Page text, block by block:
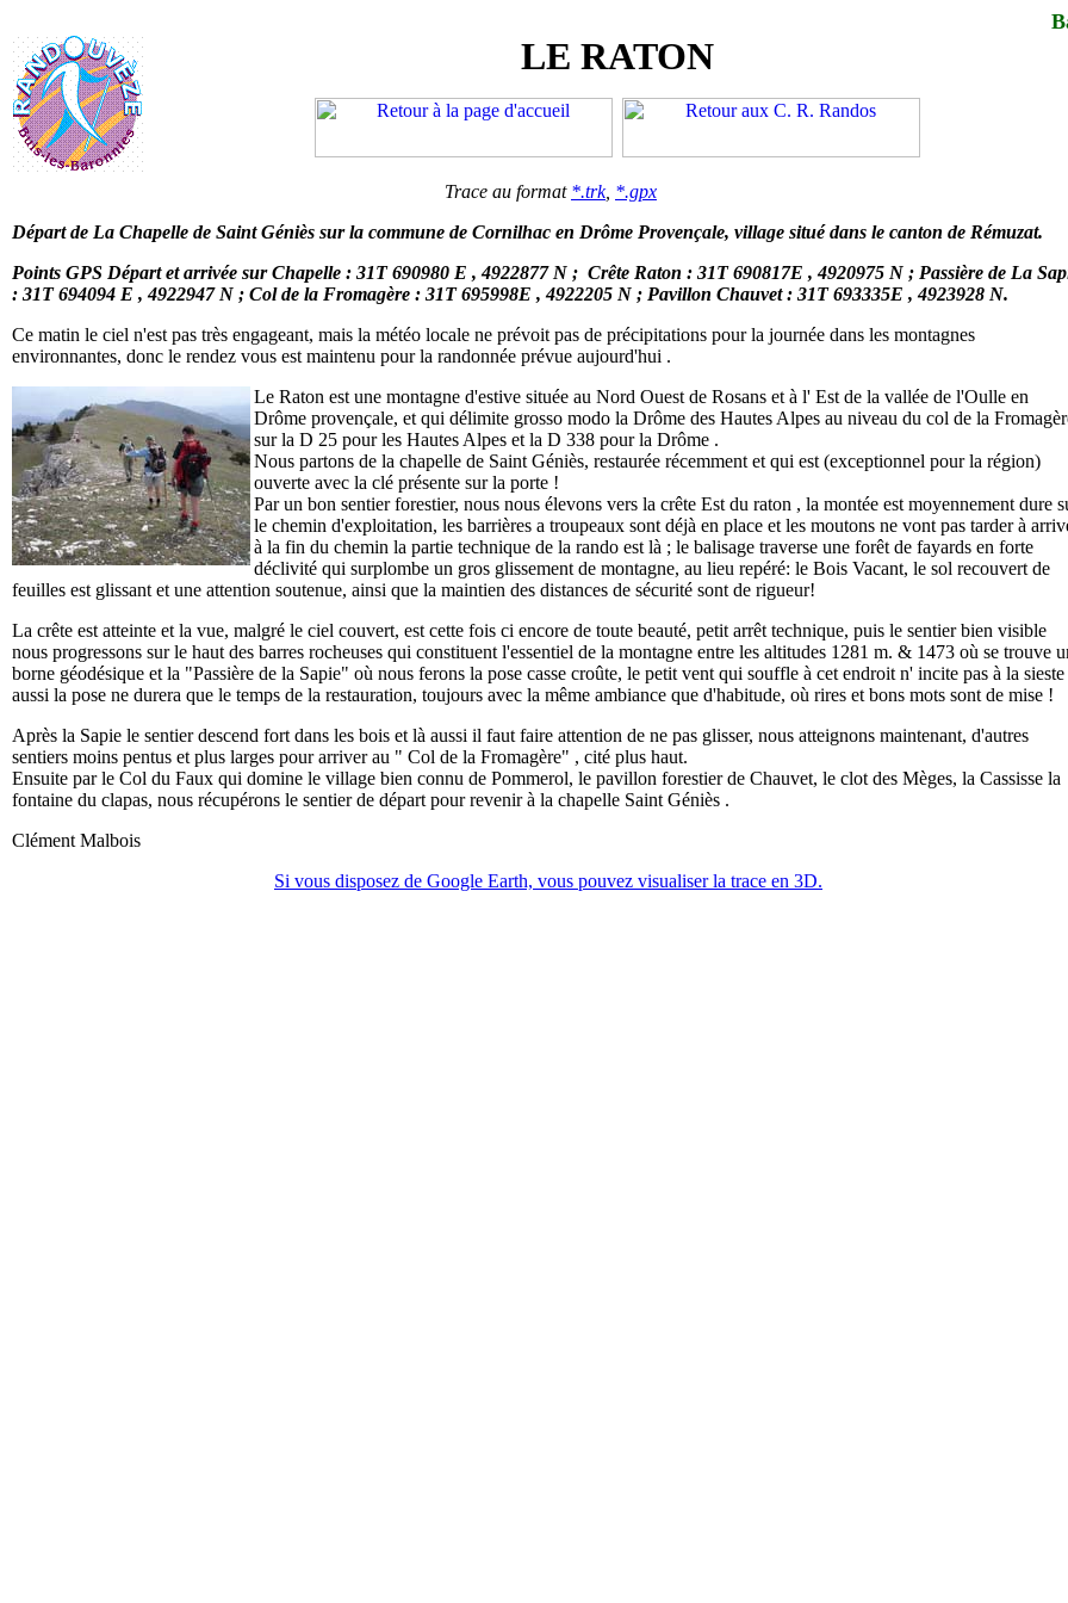
LE RATON
Trace au format *.trk, *.gpx
Départ de La Chapelle de Saint Géniès sur la commune de Cornilhac en Drôme Provençale, village situé dans le canton de Rémuzat.
Points GPS Départ et arrivée sur Chapelle : 31T 690980 E , 4922877 N ; Crête Raton : 31T 690817E , 4920975 N ; Passière de La
: 31T 694094 E , 4922947 N ; Col de la Fromagère : 31T 695998E , 4922205 N ; Pavillon Chauvet : 31T 693335E , 4923928 N.
Ce matin le ciel n'est pas très engageant, mais la météo locale ne prévoit pas de précipitations pour la journée dans les montagnes
environnantes, donc le rendez vous est maintenu pour la randonnée prévue aujourd'hui .
Le Raton est une montagne d'estive située au Nord Ouest de Rosans et à l' Est de la vallée de l'Oulle en
Drôme provençale, et qui délimite grosso modo la Drôme des Hautes Alpes au niveau du col de la
sur la D 25 pour les Hautes Alpes et la D 338 pour la Drôme .
Nous partons de la chapelle de Saint Géniès, restaurée récemment et qui est (exceptionnel pour la région)
ouverte avec la clé présente sur la porte !
Par un bon sentier forestier, nous nous élevons vers la crête Est du raton , la montée est moyennement dure
le chemin d'exploitation, les barrières a troupeaux sont déjà en place et les moutons ne vont pas tarder à
à la fin du chemin la partie technique de la rando est là ; le balisage traverse une forêt de fayards en forte
déclivité qui surplombe un gros glissement de montagne, au lieu repéré: le Bois Vacant, le sol recouvert de
feuilles est glissant et une attention soutenue, ainsi que la maintien des distances de sécurité sont de rigueur!
La crête est atteinte et la vue, malgré le ciel couvert, est cette fois ci encore de toute beauté, petit arrêt technique, puis le sentier bien visible
nous progressons sur le haut des barres rocheuses qui constituent l'essentiel de la montagne entre les altitudes 1281 m. & 1473 où se trouve
borne géodésique et la "Passière de la Sapie" où nous ferons la pose casse croûte, le petit vent qui souffle à cet endroit n' incite pas à la sieste
aussi la pose ne durera que le temps de la restauration, toujours avec la même ambiance que d'habitude, où rires et bons mots sont de mise !
Après la Sapie le sentier descend fort dans les bois et là aussi il faut faire attention de ne pas glisser, nous atteignons maintenant, d'autres
sentiers moins pentus et plus larges pour arriver au " Col de la Fromagère" , cité plus haut.
Ensuite par le Col du Faux qui domine le village bien connu de Pommerol, le pavillon forestier de Chauvet, le clot des Mèges, la Cassisse la
fontaine du clapas, nous récupérons le sentier de départ pour revenir à la chapelle Saint Géniès .
Clément Malbois
Si vous disposez de Google Earth, vous pouvez visualiser la trace en 3D.